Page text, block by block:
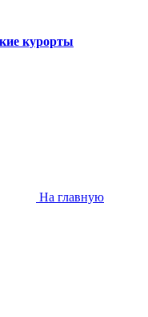
курорты
На главную